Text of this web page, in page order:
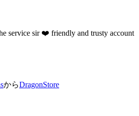
service sir ❤️ friendly and trusty account
からDragonStore